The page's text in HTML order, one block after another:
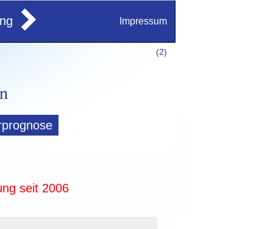
Impressum
(2)
seit 2006